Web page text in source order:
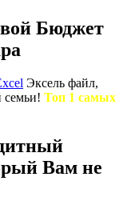
Бюджет
Эксель файл,
семьи! Топ 1 самых
Вам не